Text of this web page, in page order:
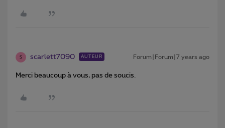
S scarlett7090 AUTEUR Forum|Forum|7 years ago
Merci beaucoup à vous, pas de soucis.